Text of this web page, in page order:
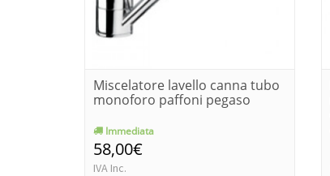
Miscelatore lavello canna tubo
monoforo paffoni pegaso
Immediata
58,00€
IVA Inc.